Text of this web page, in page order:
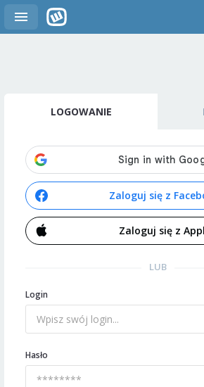
LOGOWANIE
Zaloguj się z
Zaloguj się z
LUB
Login
Hasło